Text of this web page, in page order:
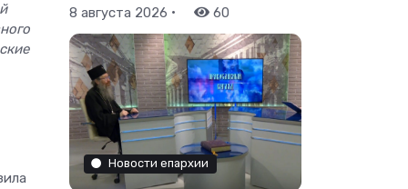
8 августа 2026 • 60
Новости епархии